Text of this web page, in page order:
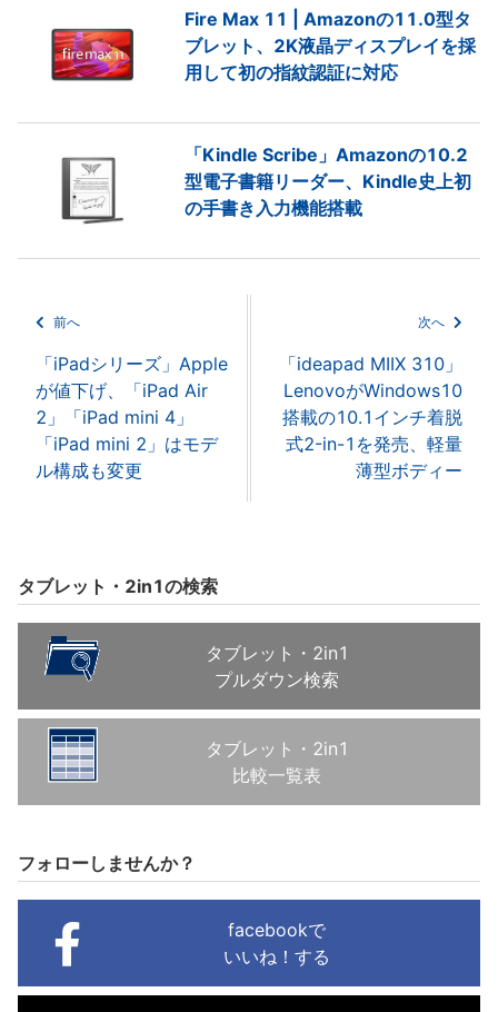
Fire Max 11 | Amazonの11.0型タ
ブレット、2K液晶ディスプレイを採
用して初の指紋認証に対応
「Kindle Scribe」Amazonの10.2
型電子書籍リーダー、Kindle史上初
の手書き入力機能搭載
前へ
「iPadシリーズ」Apple
が値下げ、「iPad Air
2」「iPad mini 4」
「iPad mini 2」はモデ
ル構成も変更
次へ
「ideapad MIIX 310」
LenovoがWindows10
搭載の10.1インチ着脱
式2-in-1を発売、軽量
薄型ボディー
タブレット・2in1の検索
タブレット・2in1
プルダウン検索
タブレット・2in1
比較一覧表
フォローしませんか？
facebookで
いいね！する